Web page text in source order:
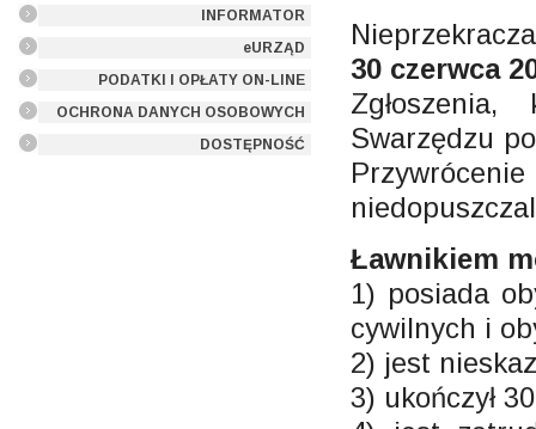
INFORMATOR
eURZĄD
PODATKI I OPŁATY ON-LINE
OCHRONA DANYCH OSOBOWYCH
DOSTĘPNOŚĆ
30 czerwca
Swarzędzu
Ławnikiem
1) posiada
cywilnych i
2) jest
3) ukończył